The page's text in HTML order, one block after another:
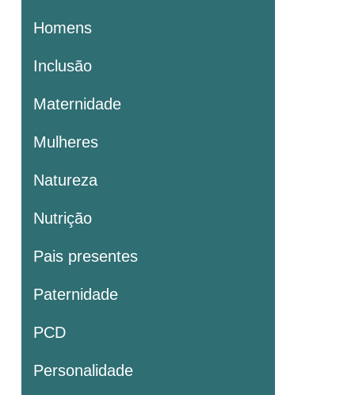
Homens
Inclusão
Maternidade
Mulheres
Natureza
Nutrição
Pais presentes
Paternidade
PCD
Personalidade